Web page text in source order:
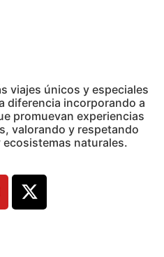
viajes únicos y especiales
diferencia incorporando a
promuevan experiencias
valorando y respetando
naturales.